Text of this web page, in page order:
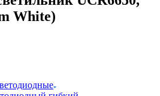
White)